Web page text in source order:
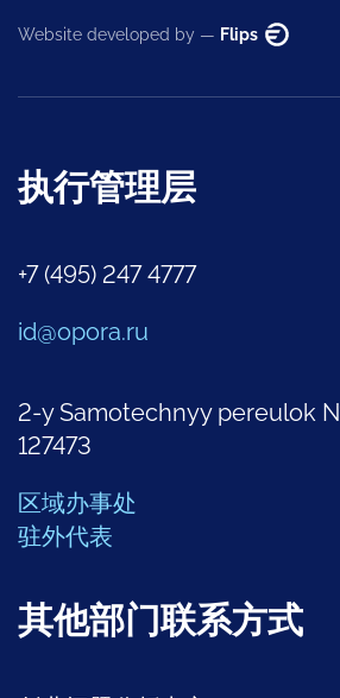
Website developed by — Flips
执行管理层
+7 (495) 247 4777
id@opora.ru
2-y Samotechnyy pereulok
127473
区域办事处
驻外代表
其他部门联系方式